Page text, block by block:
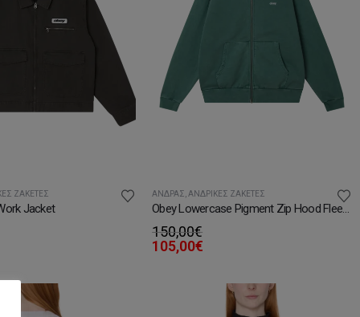
ΖΑΚΈΤΕΣ
Jacket
ΆΝΔΡΑΣ,ΑΝΔΡΙΚΈΣ ΖΑΚΈΤΕΣ
Obey Lowercase Pigment Zip Hood Fleece
150,00€
105,00€